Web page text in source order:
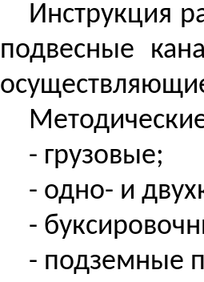
Инструкция
подвесные
- грузовые;
- одно- и
-
- подземные